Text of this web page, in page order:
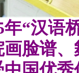
年“汉语
脸谱